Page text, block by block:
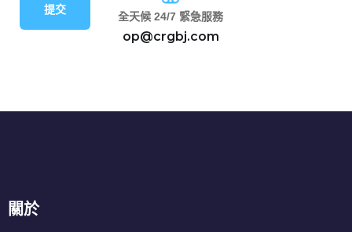
提交 全天候 24/7 緊急服務
op@crgbj.com
關於